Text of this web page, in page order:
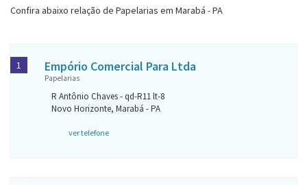
Confira abaixo relação de Papelarias em Marabá - PA
Empório Comercial Para Ltda
Papelarias
R Antônio Chaves - qd-R11 lt-8
Novo Horizonte, Marabá - PA
ver telefone
1